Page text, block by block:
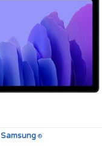
Samsung ®